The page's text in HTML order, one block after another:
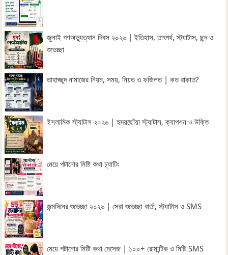
জুলাই গণঅভ্যুত্থান দিবস ২০২৬ | ইতিহাস, তাৎপর্য, স্ট্যাটাস, ছন্দ ও
শুভেচ্ছা
তাহাজ্জুদ নামাজের নিয়ম, সময়, নিয়ত ও ফজিলত | কত রাকাত?
ইসলামিক স্ট্যাটাস ২০২৬ | হৃদয়ছোঁয়া স্ট্যাটাস, ক্যাপশন ও উক্তি
মেয়ে পটানোর মিষ্টি কথা চ্যাটিং
জন্মদিনের শুভেচ্ছা ২০২৬ | সেরা শুভেচ্ছা বার্তা, স্ট্যাটাস ও SMS
মেয়ে পটানোর মিষ্টি কথা মেসেজ | ১০০+ রোমান্টিক ও মিষ্টি SMS